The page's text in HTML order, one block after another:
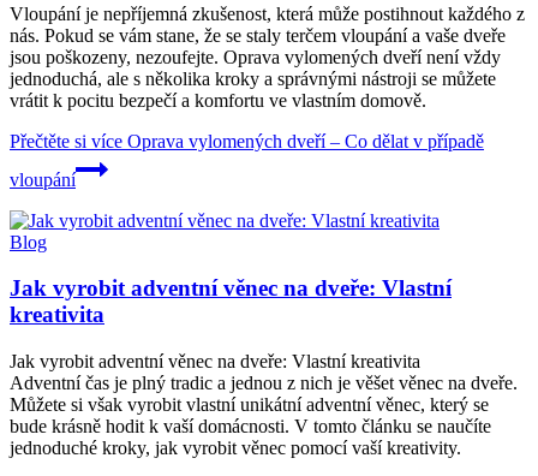
Vloupání je nepříjemná zkušenost, která může postihnout každého z
nás. Pokud se vám stane, že se staly terčem vloupání a vaše dveře
jsou poškozeny, nezoufejte. Oprava vylomených dveří není vždy
jednoduchá, ale s několika kroky a správnými nástroji se můžete
vrátit k pocitu bezpečí a komfortu ve vlastním domově.
Přečtěte si více Oprava vylomených dveří – Co dělat v případě
vloupání
Blog
Jak vyrobit adventní věnec na dveře: Vlastní
kreativita
Jak vyrobit adventní věnec na dveře: Vlastní kreativita
Adventní čas je plný tradic a jednou z nich je věšet věnec na dveře.
Můžete si však vyrobit vlastní unikátní adventní věnec, který se
bude krásně hodit k vaší domácnosti. V tomto článku se naučíte
jednoduché kroky, jak vyrobit věnec pomocí vaší kreativity.